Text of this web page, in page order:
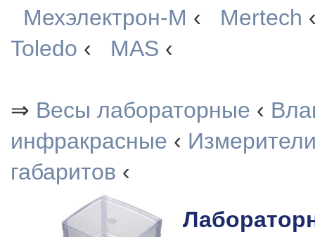
Мехэлектрон-М ‹ Mertech
Toledo ‹ MAS ‹
⇒ Весы лабораторные ‹
инфракрасные ‹
габаритов ‹